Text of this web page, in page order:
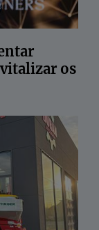
os